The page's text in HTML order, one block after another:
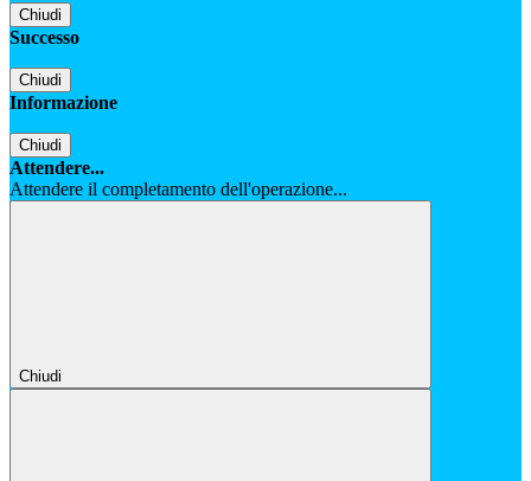
Chiudi
Successo
Chiudi
Informazione
Chiudi
Attendere...
Attendere il completamento dell'operazione...
Chiudi